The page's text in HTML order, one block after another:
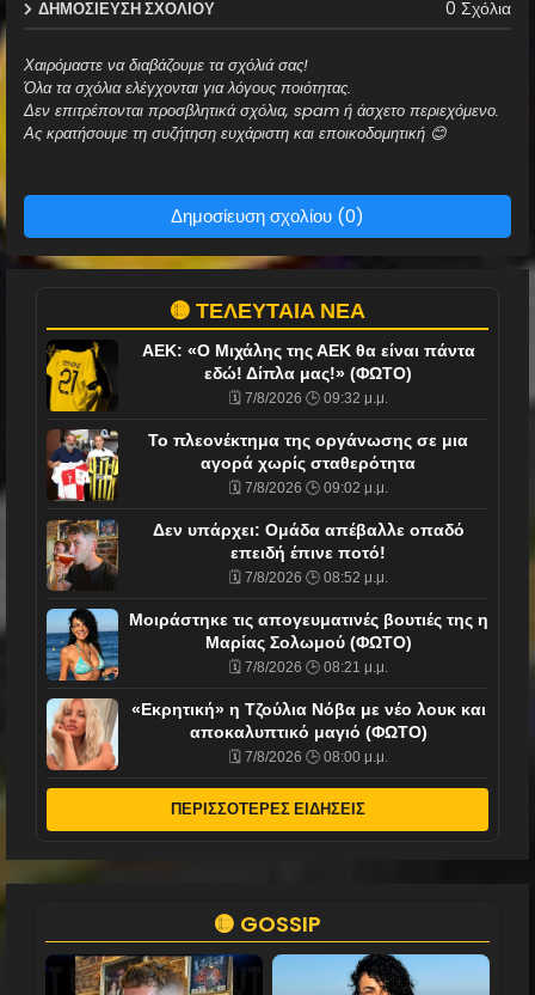
ΔΗΜΟΣΊΕΥΣΗ ΣΧΟΛΊΟΥ 0 Σχόλια
Χαιρόμαστε να διαβάζουμε τα σχόλιά σας!
Όλα τα σχόλια ελέγχονται για λόγους ποιότητας.
Δεν επιτρέπονται προσβλητικά σχόλια, spam ή άσχετο περιεχόμενο.
Ας κρατήσουμε τη συζήτηση ευχάριστη και εποικοδομητική 😊
Δημοσίευση σχολίου (0)
🟡 ΤΕΛΕΥΤΑΙΑ ΝΕΑ
ΑΕΚ: «Ο Μιχάλης της ΑΕΚ θα είναι πάντα
εδώ! Δίπλα μας!» (ΦΩΤΟ)
🗓️ 7/8/2026 🕒 09:32 μ.μ.
Το πλεονέκτημα της οργάνωσης σε μια
αγορά χωρίς σταθερότητα
🗓️ 7/8/2026 🕒 09:02 μ.μ.
Δεν υπάρχει: Ομάδα απέβαλλε οπαδό
επειδή έπινε ποτό!
🗓️ 7/8/2026 🕒 08:52 μ.μ.
Mοιράστηκε τις απογευματινές βουτιές της η
Μαρίας Σολωμού (ΦΩΤΟ)
🗓️ 7/8/2026 🕒 08:21 μ.μ.
«Εκρητική» η Τζούλια Νόβα με νέο λουκ και
αποκαλυπτικό μαγιό (ΦΩΤΟ)
🗓️ 7/8/2026 🕒 08:00 μ.μ.
ΠΕΡΙΣΣΟΤΕΡΕΣ ΕΙΔΗΣΕΙΣ
🟡 GOSSIP